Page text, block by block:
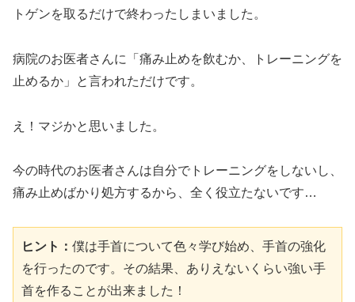
トゲンを取るだけで終わったしまいました。
病院のお医者さんに「痛み止めを飲むか、トレーニングを
止めるか」と言われただけです。
え！マジかと思いました。
今の時代のお医者さんは自分でトレーニングをしないし、
痛み止めばかり処方するから、全く役立たないです…
ヒント： 僕は手首について色々学び始め、手首の強化
を行ったのです。その結果、ありえないくらい強い手
首を作ることが出来ました！